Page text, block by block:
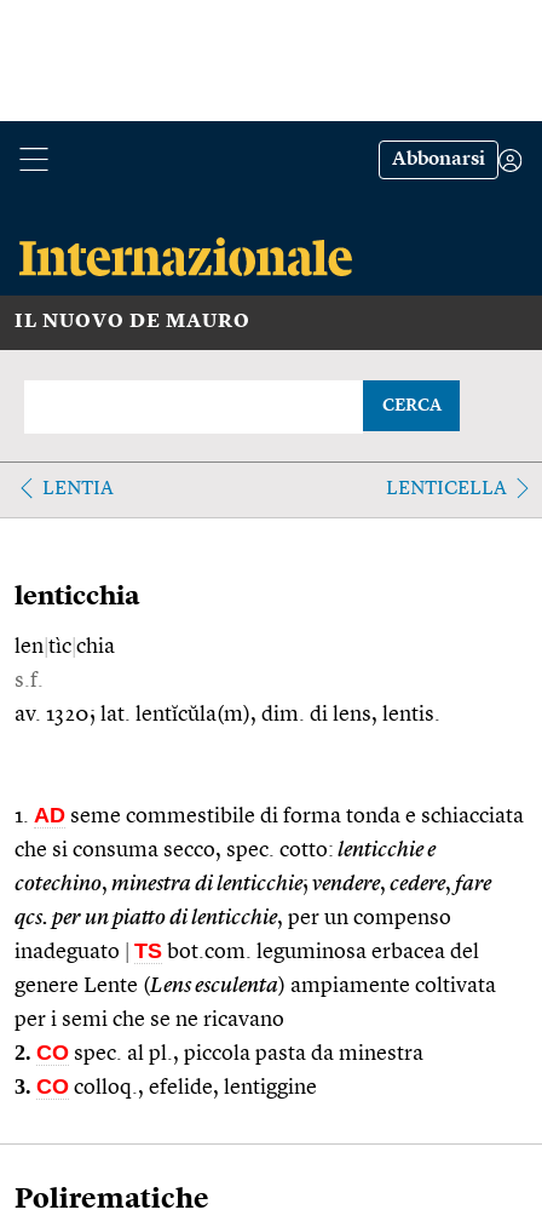
Abbonarsi
IL NUOVO DE MAURO
CERCA
LENTIA LENTICELLA
lenticchia
len tìc chia
s.f.
av. 1320; lat. lentĭcŭla(m), dim. di lens, lentis.
1. AD seme commestibile di forma tonda e schiacciata
che si consuma secco, spec. cotto: lenticchie e
cotechino, minestra di lenticchie; vendere, cedere, fare
qcs. per un piatto di lenticchie, per un compenso
inadeguato
TS bot.com. leguminosa erbacea del
genere Lente (Lens esculenta) ampiamente coltivata
per i semi che se ne ricavano
2. CO spec. al pl., piccola pasta da minestra
3. CO colloq., efelide, lentiggine
Polirematiche